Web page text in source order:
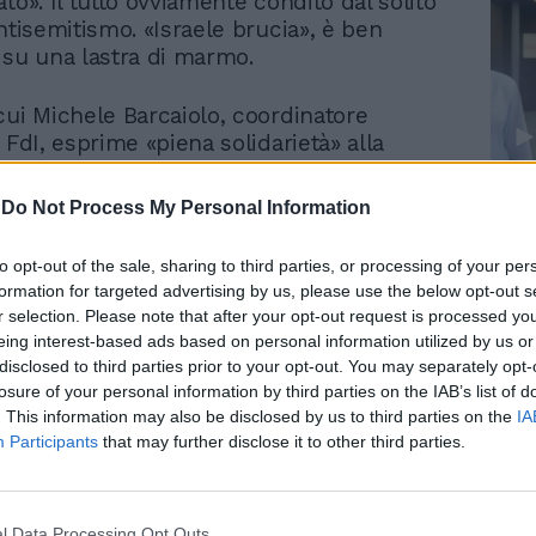
Do Not Process My Personal Information
opt-out of the sale, sharing to third parties, or processing of your
for targeted advertising by us, please use the below opt-out
selection. Please note that after your opt-out request is processed
interest-based ads based on personal information utilized by us
to third parties prior to your opt-out. You may separately
of your personal information by third parties on the IAB’s list of
This information may also be disclosed by us to third parties on the
Participants that may further disclose it to other third parties.
«Israele brucia», è ben
una lastra di marmo.
Michele Barcaiolo, coordinatore
esprime «piena solidarietà» alla
di Palazzo Chigi. «Un gesto vile e
– commenta sui social – che colpisce
persona, ma le istituzioni democratiche
E spero che tutte le forze
l’onesta intellettuale di condannare
Il confronto politico non può mai
in odio. Confido nel lavoro delle autorità
fatta rapidamente piena luce e siano
responsabili». Sulla stessa linea d’onda
capogruppo di FdI alla Camera: «Ci
che questi vili che fomentano un clima di
Trump, Meloni e la strategia
americana